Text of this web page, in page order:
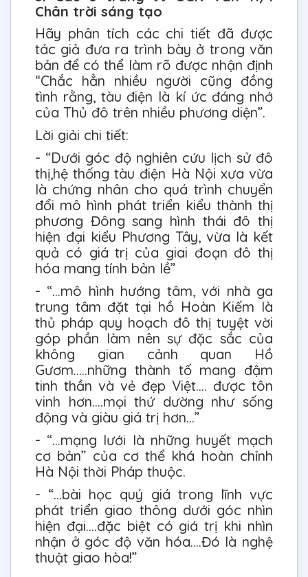
Chân trời sáng tạo
Hãy phân tích các chi tiết đã được
tác giả đưa ra trình bày ở trong văn
bản để có thể làm rõ được nhận định
“Chắc hẳn nhiều người cũng đồng
tình rằng, tàu điện là kí ức đáng nhớ
của Thủ đô trên nhiều phương diện”.
Lời giải chi tiết:
- “Dưới góc độ nghiên cứu lịch sử đô
thị,hệ thống tàu điện Hà Nội xưa vừa
là chứng nhân cho quá trình chuyển
đổi mô hình phát triển kiểu thành thị
phương Đông sang hình thái đô thị
hiện đại kiểu Phương Tây, vừa là kết
quả có giá trị của giai đoạn đô thị
hóa mang tính bản lề”
- “...mô hình hướng tâm, với nhà ga
trung tâm đặt tại hồ Hoàn Kiếm là
thủ pháp quy hoạch đô thị tuyệt vời
góp phần làm nên sự đặc sắc của
không gian cảnh quan Hồ
Gươm…..những thành tố mang đậm
tinh thần và vẻ đẹp Việt…. được tôn
vinh hơn….mọi thứ dường như sống
động và giàu giá trị hơn…”
- “...mạng lưới là những huyết mạch
cơ bản” của cơ thể khá hoàn chỉnh
Hà Nội thời Pháp thuộc.
- “...bài học quý giá trong lĩnh vực
phát triển giao thông dưới góc nhìn
hiện đại….đặc biệt có giá trị khi nhìn
nhận ở góc độ văn hóa….Đó là nghệ
thuật giao hòa!”